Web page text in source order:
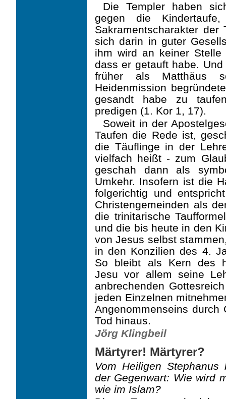
Die Templer haben
gegen die
Sakramentscharakter der
sich darin in guter
ihm wird an keiner Stelle
dass er getauft habe.
früher als Matthäus
Heidenmission
gesandt habe zu
predigen (1. Kor 1, 17).
Soweit in der
Taufen die Rede ist,
die Täuflinge in der
vielfach heißt - zum
geschah dann als
Umkehr. Insofern ist die
folgerichtig und
Christengemeinden als
die trinitarische
und die bis heute in den
von Jesus selbst
in den Konzilien des 4.
So bleibt als Kern des
Jesu vor allem seine
anbrechenden
jeden Einzelnen
Angenommenseins durch
Tod hinaus.
Jörg Klingbeil
Märtyrer! Märtyrer?
Vom Heiligen
der Gegenwart: Wie wird
wie im Islam?